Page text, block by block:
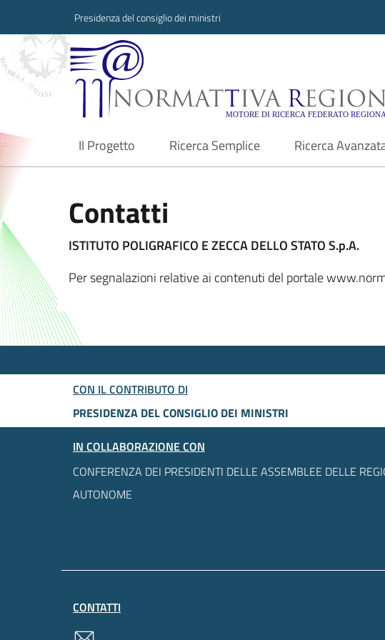
Presidenza del consiglio dei ministri
Normattiva Regioni -
Il Progetto
current Ricerca Semplice Ricerca
Contatti
ISTITUTO POLIGRAFICO E ZECCA DELLO STATO S.p.A.
Per segnalazioni relative ai contenuti del portale
CON IL CONTRIBUTO DI
PRESIDENZA DEL CONSIGLIO DEI MINISTRI
IN COLLABORAZIONE CON
CONFERENZA DEI PRESIDENTI DELLE ASSEMBLEE DELLE
AUTONOME
CONTATTI